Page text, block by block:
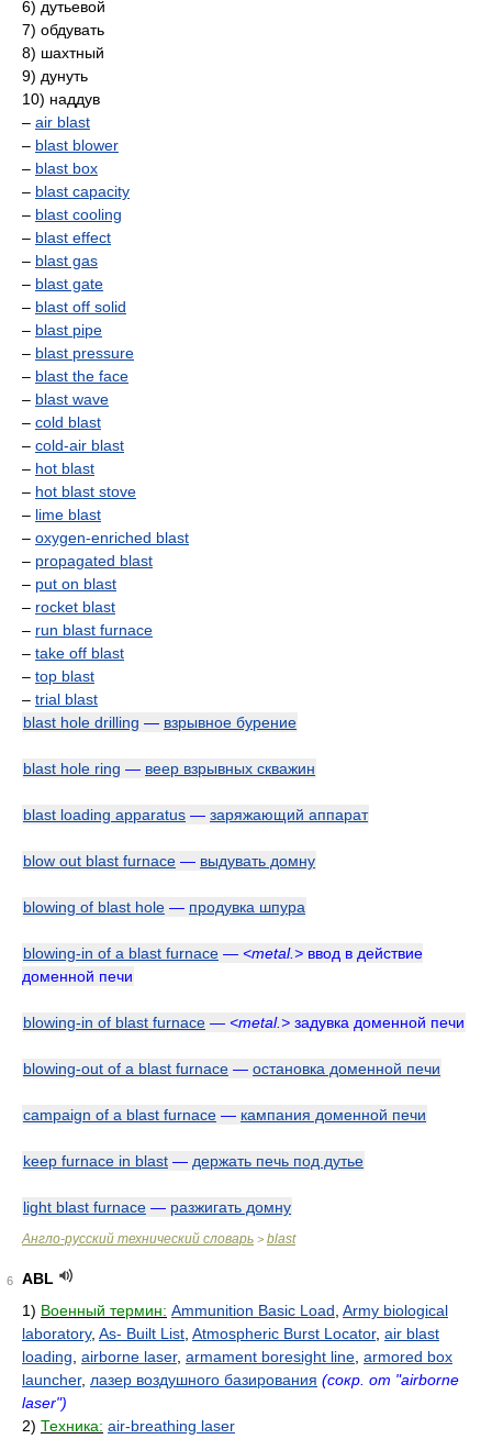
6) дутьевой
7) обдувать
8) шахтный
9) дунуть
10) наддув
– air blast
– blast blower
– blast box
– blast capacity
– blast cooling
– blast effect
– blast gas
– blast gate
– blast off solid
– blast pipe
– blast pressure
– blast the face
– blast wave
– cold blast
– cold-air blast
– hot blast
– hot blast stove
– lime blast
– oxygen-enriched blast
– propagated blast
– put on blast
– rocket blast
– run blast furnace
– take off blast
– top blast
– trial blast
blast hole drilling — взрывное бурение
blast hole ring — веер взрывных скважин
blast loading apparatus — заряжающий аппарат
blow out blast furnace — выдувать домну
blowing of blast hole — продувка шпура
blowing-in of a blast furnace — <metal.> ввод в действие
доменной печи
blowing-in of blast furnace — <metal.> задувка доменной печи
blowing-out of a blast furnace — остановка доменной печи
campaign of a blast furnace — кампания доменной печи
keep furnace in blast — держать печь под дутье
light blast furnace — разжигать домну
Англо-русский технический словарь > blast
6
ABL
1) Военный термин: Ammunition Basic Load Army biological
laboratory, As- Built List Atmospheric Burst Locator, air blast
loading airborne laser, armament boresight line armored box
launcher, лазер воздушного базирования (сокр. от "airborne
laser")
2) Техника: air-breathing laser